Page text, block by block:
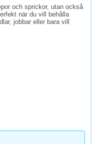
och sprickor, utan också
när du vill behålla
jobbar eller bara vill